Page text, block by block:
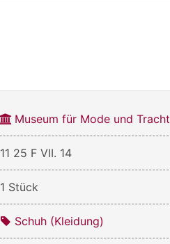
Museum für Mode und Tracht
11 25 F VII. 14
1 Stück
Schuh (Kleidung)